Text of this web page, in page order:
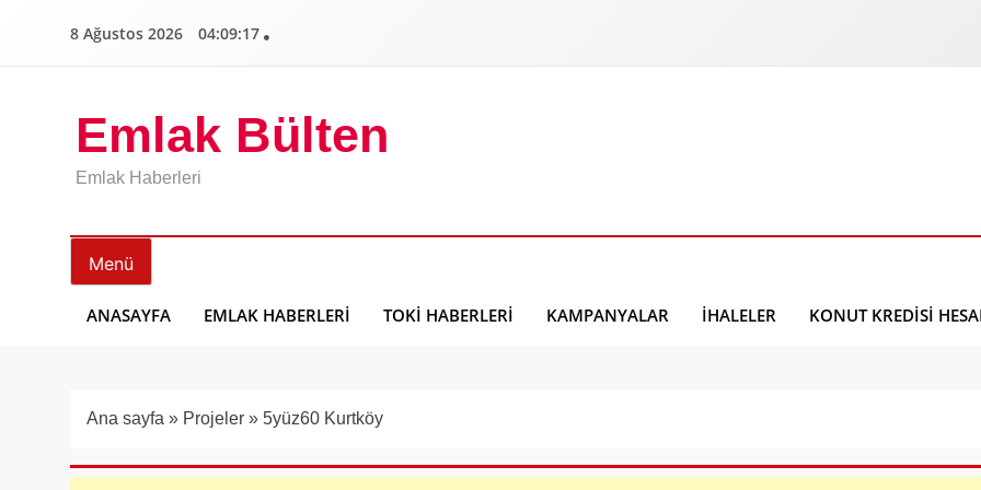
8 Ağustos 2026 04:09:18
Emlak Bülten
Emlak Haberleri
Menü
ANASAYFA EMLAK HABERLERI TOKI HABERLERI KAMPANYALAR İHALELER KONUT KREDISI
Ana sayfa » Projeler » 5yüz60 Kurtköy